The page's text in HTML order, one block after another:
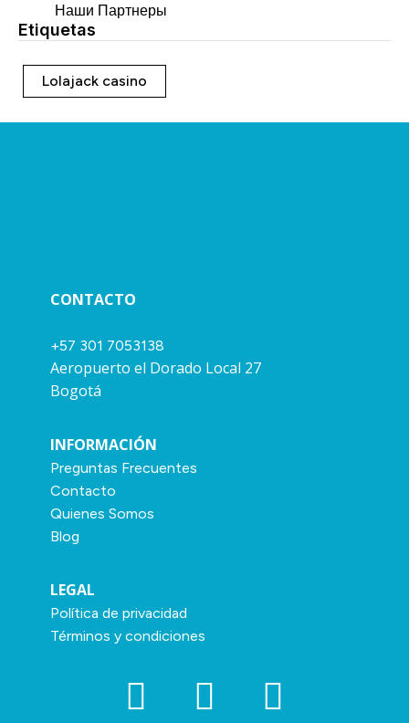
Наши Партнеры
Etiquetas
Lolajack casino
CONTACTO
+57 301 7053138
Aeropuerto el Dorado Local 27
Bogotá
INFORMACIÓN
Preguntas Frecuentes
Contacto
Quienes Somos
Blog
LEGAL
Política de privacidad
Términos y condiciones